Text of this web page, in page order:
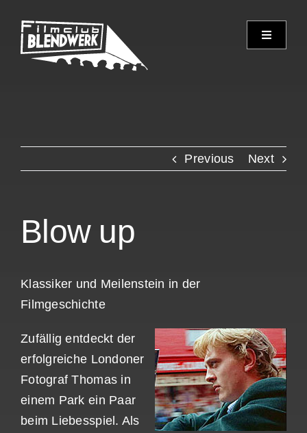
content
Toggle
Verein
Previous Next
Blow up
Klassiker und Meilenstein in der
Filmgeschichte
Zufällig entdeckt der
erfolgreiche Londoner
Fotograf Thomas in
einem Park ein Paar
beim Liebesspiel. Als